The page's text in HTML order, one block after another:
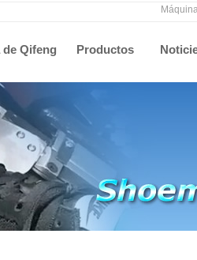
Máquinas
de Qifeng Productos